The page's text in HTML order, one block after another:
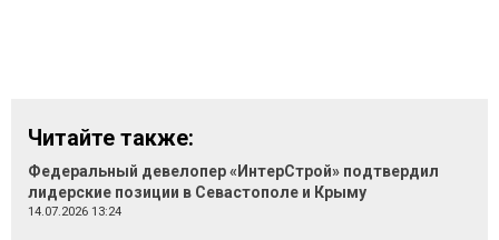
Читайте также:
Федеральный девелопер «ИнтерСтрой» подтвердил
лидерские позиции в Севастополе и Крыму
14.07.2026 13:24